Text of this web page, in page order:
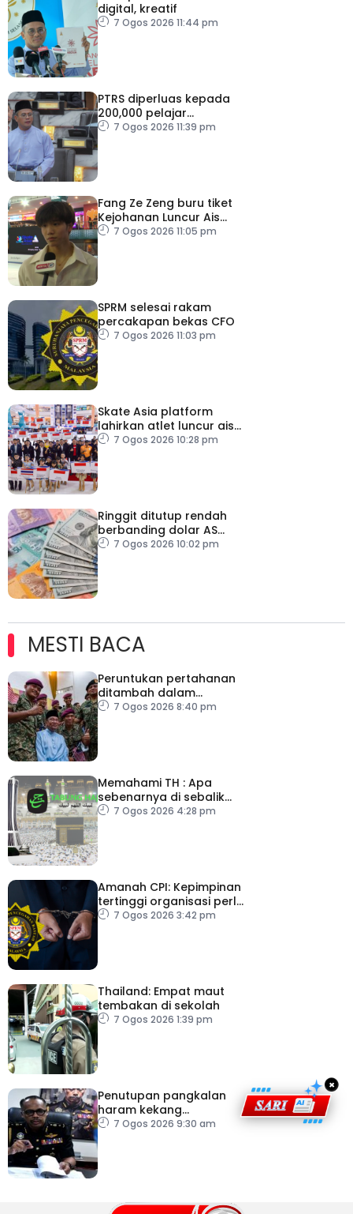
digital, kreatif
7 Ogos 2026 11:44 pm
PTRS diperluas kepada
200,000 pelajar
menjelang 2030
7 Ogos 2026 11:39 pm
Fang Ze Zeng buru tiket
Kejohanan Luncur Ais
Dunia 2027
7 Ogos 2026 11:05 pm
SPRM selesai rakam
percakapan bekas CFO
7 Ogos 2026 11:03 pm
Skate Asia platform
lahirkan atlet luncur ais
negara
7 Ogos 2026 10:28 pm
Ringgit ditutup rendah
berbanding dolar AS
menjelang pengumuman
7 Ogos 2026 10:02 pm
MESTI BACA
Peruntukan pertahanan
ditambah dalam
Belanjawan 2027
7 Ogos 2026 8:40 pm
Memahami TH : Apa
sebenarnya di sebalik
angka
7 Ogos 2026 4:28 pm
Amanah CPI: Kepimpinan
tertinggi organisasi perlu
pacu reformasi radikal
7 Ogos 2026 3:42 pm
Thailand: Empat maut
tembakan di sekolah
7 Ogos 2026 1:39 pm
Penutupan pangkalan
haram kekang
penyeludupan di
7 Ogos 2026 9:30 am
×